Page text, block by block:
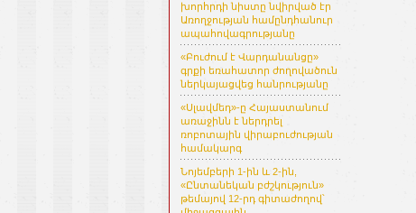
խորհրդի նիստը նվիրված էր
Առողջության համընդհանուր
ապահովագրությանը
«Բուժում է Վարդանանցը»
գրքի եռահատոր ժողովածուն
ներկայացվեց հանրությանը
«Սլավմեդ»-ը Հայաստանում
առաջինն է ներդրել
ռոբոտային վիրաբուժության
համակարգ
Նոյեմբերի 1-ին և 2-ին,
«Ընտանեկան բժշկություն»
թեմայով 12-րդ գիտաժողով՝